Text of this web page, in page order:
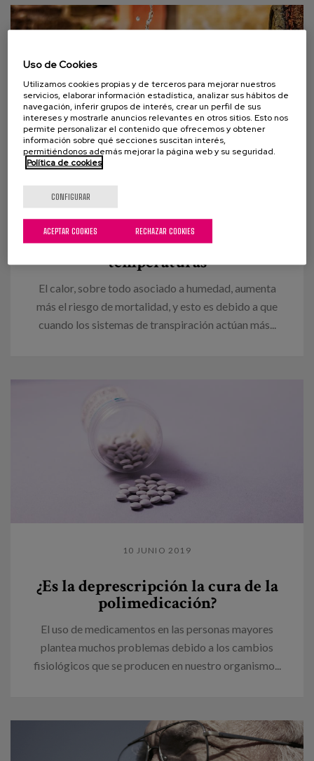
Ola de calor y personas mayores:
14 recomendaciones para evitar
riesgos asociados a las altas
temperaturas
El calor, sobre todo asociado a humedad, aumenta
más el riesgo de mortalidad, y esto es debido a que
cuando los sistemas de transpiración actúan más...
10 JUNIO 2019
¿Es la deprescripción la cura de la
polimedicación?
El uso de medicamentos en las personas mayores
plantea muchos problemas debido a los cambios
fisiológicos que se producen en nuestro organismo...
Uso de Cookies
Utilizamos cookies propias y de terceros para mejorar nuestros
servicios, elaborar información estadística, analizar sus hábitos de
navegación, inferir grupos de interés, crear un perfil de sus
intereses y mostrarle anuncios relevantes en otros sitios. Esto nos
permite personalizar el contenido que ofrecemos y obtener
información sobre qué secciones suscitan interés,
permitiéndonos además mejorar la página web y su seguridad.
Política de cookies
CONFIGURAR
RECHAZAR COOKIES
ACEPTAR COOKIES